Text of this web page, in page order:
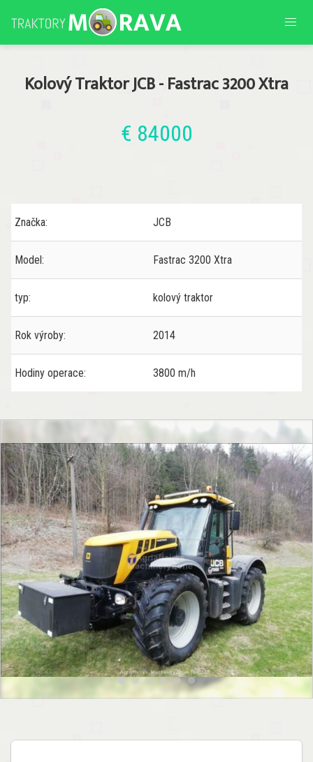
Kolový Traktor JCB - Fastrac 3200 Xtra
€ 84000
Značka: JCB
Model: Fastrac 3200 Xtra
typ: kolový traktor
Rok výroby: 2014
Hodiny operace: 3800 m/h